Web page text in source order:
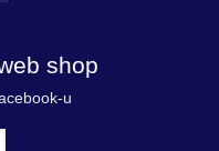
shop
u